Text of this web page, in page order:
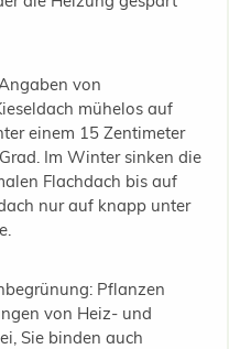
von
mühelos auf
einem 15 Zentimeter
Im Winter sinken die
Flachdach bis auf
nur auf knapp unter
Pflanzen
von Heiz- und
Sie binden auch